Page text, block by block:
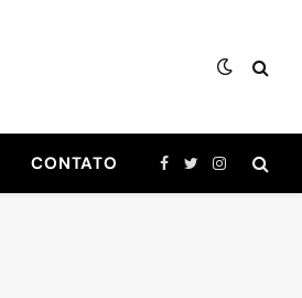
CONTATO Facebook
TwitterInstagram